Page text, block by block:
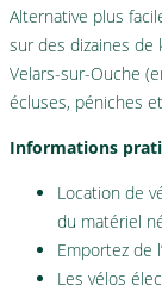
Alternative plus
sur des dizaines
Velars-sur-Ouche
écluses, péniches
Informations
Location de
du matériel
Emportez de
Les vélos